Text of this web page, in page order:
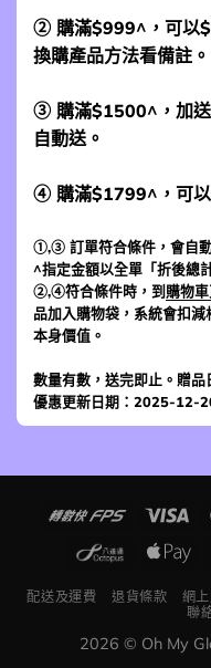
② 購滿$999^，可以
換購產品方法看備註。
③ 購滿$1500^，加送
自動送。
④ 購滿$1799^，可
①,③ 訂單符合條件，會自
^指定金額以全單「折後總
②,④符合條件時，到 購物
品加入購物袋，系統會扣
本身價值。
數量有數，送完即止。贈品
優惠更新日期：2025-12-
配送及運費 退貨條款 網
聯
2026 © Oh My